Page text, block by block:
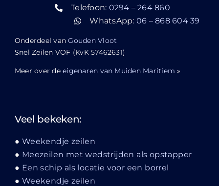
Telefoon: 0294 – 264 860
WhatsApp: 06 – 868 604 39
Onderdeel vanGouden Vloot
Snel Zeilen VOF (KvK 57462631)
Meer over deeigenaren van Muiden Maritiem »
Veel bekeken:
Weekendje zeilen
Meezeilen met wedstrijden als opstapper
Een schip als locatie voor een borrel
Weekendje zeilen